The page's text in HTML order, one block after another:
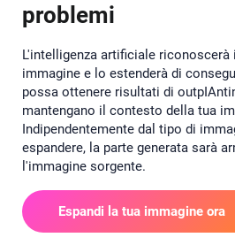
problemi
L'intelligenza artificiale
immagine e lo estenderà di
possa ottenere risultati di
mantengano il contesto della tua
Indipendentemente dal tipo di
espandere, la parte generata sarà
l'immagine sorgente.
Espandi la tua immagine ora